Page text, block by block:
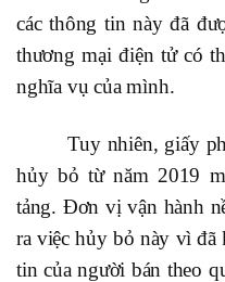
các thông tin này đã
thương mại điện tử có
nghĩa vụ của mình.
Tuy nhiên, giấy
hủy bỏ từ năm 2019
tảng. Đơn vị vận hành
ra việc hủy bỏ này vì
tin của người bán theo